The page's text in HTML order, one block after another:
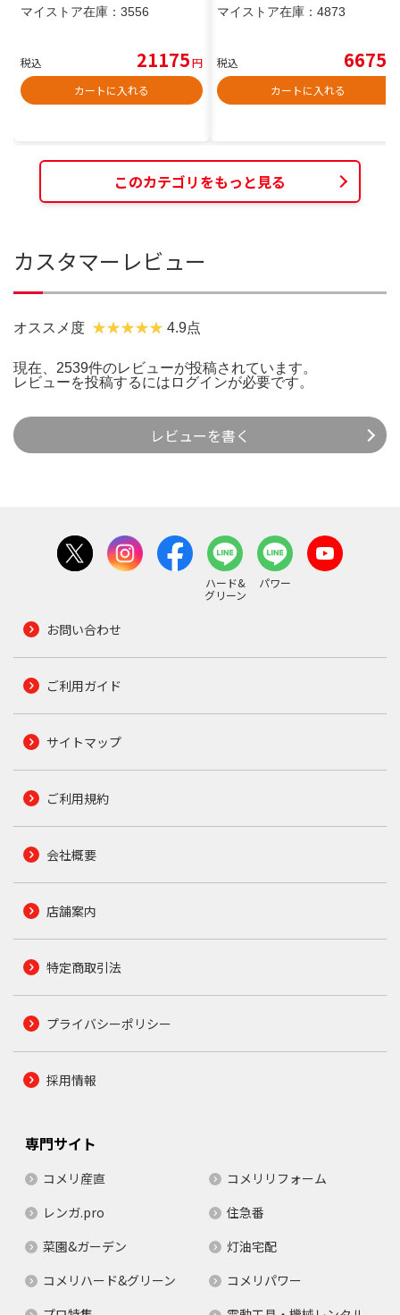
マイストア在庫： 3556
税込 21175円
カートに入れる
マイストア在庫： 4873
税込 6675
カートに入れる
このカテゴリをもっと見る
カスタマーレビュー
オススメ度 4.9点
現在、2539件のレビューが投稿されています。
レビューを投稿するには ログインが必要です。
レビューを書く
ハード&
グリーン
パワー
お問い合わせ
ご利用ガイド
サイトマップ
ご利用規約
会社概要
店舗案内
特定商取引法
プライバシーポリシー
採用情報
専門サイト
コメリ産直
コメリリフォーム
レンガ.pro
住急番
菜園&ガーデン
灯油宅配
コメリハード&グリーン
コメリパワー